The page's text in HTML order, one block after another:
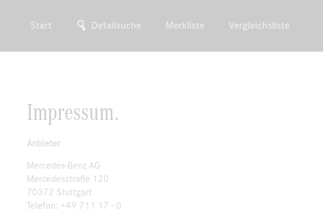
Start Detailsuche Merkliste Vergleichsliste
Impressum.
Anbieter
Mercedes-Benz AG
Mercedesstraße 120
70372 Stuttgart
Telefon: +49 711 17 - 0